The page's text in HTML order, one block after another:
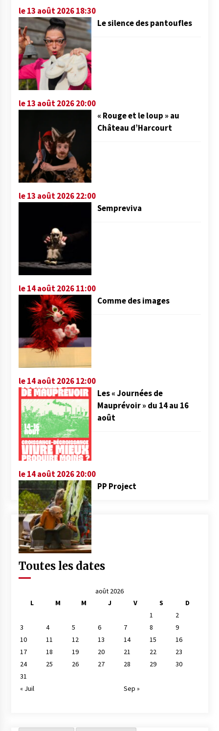
le 13 août 2026 18:30
Le silence des pantoufles
le 13 août 2026 20:00
« Rouge et le loup » au
Château d’Harcourt
le 13 août 2026 22:00
Sempreviva
le 14 août 2026 11:00
Comme des images
le 14 août 2026 12:00
Les « Journées de
Mauprévoir » du 14 au 16
août
le 14 août 2026 20:00
PP Project
Toutes les dates
août 2026
L
M M J V S
D
1
2
3
4 5 6 7 8
9
10
11 12 13 14 15
16
17
18 19 20 21 22
23
24
25 26 27 28 29
30
31
« Juil
Sep »